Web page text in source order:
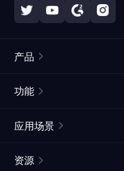
产品
静态住宅代理
功能
ISP代理
应用场景
资源